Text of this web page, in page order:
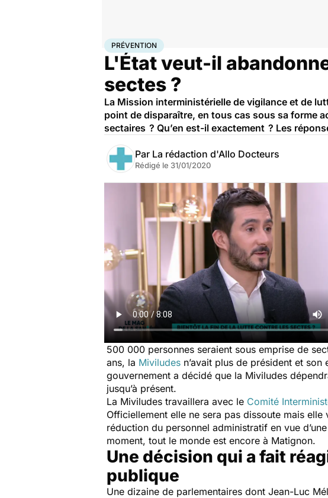
AccueilSantéMaladies
PRÉVENTION
L'État veut-il
sectes ?
La Mission interministérielle de vigilance et de
point de disparaître, en tous cas sous sa forme
sectaires ? Qu’en est-il exactement ? Les
Par La rédaction d'Allo Docteurs
Rédigé le 31/01/2020
500 000 personnes seraient sous emprise de
ans, la Miviludes n’avait plus de président et
gouvernement a décidé que la Miviludes
jusqu’à présent.
La Miviludes travaillera avec le Comité
Officiellement elle ne sera pas dissoute mais
réduction du personnel administratif en vue
moment, tout le monde est encore à Matignon.
Une décision qui a fait
publique
Une dizaine de parlementaires dont Jean-Luc